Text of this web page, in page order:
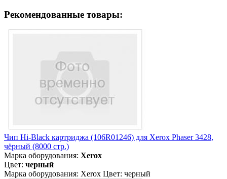
Рекомендованные товары:
Чип Hi-Black картриджа (106R01246) для Xerox Phaser 3428,
чёрный (8000 стр.)
Марка оборудования: Xerox
Цвет: черный
Марка оборудования: Xerox Цвет: черный